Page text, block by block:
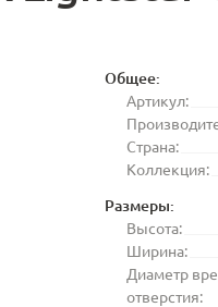
Общее:
Артикул:
Страна:
Коллекция:
Размеры:
Высота:
Ширина:
Диаметр
отверстия: